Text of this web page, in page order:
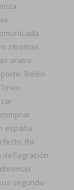
zitromax
aratro
Belén
españa
Ra
deflagración
segundo